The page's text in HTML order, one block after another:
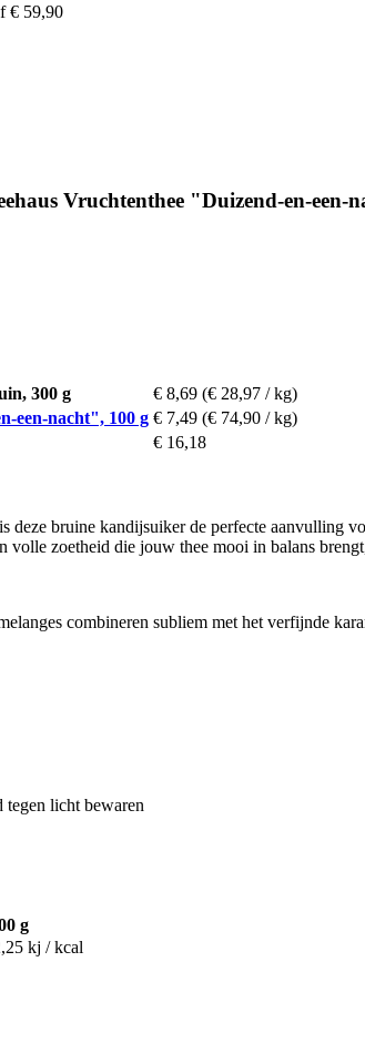
€ 59,90
Vruchtenthee "Duizend-en-een-
300 g € 8,69 (€ 28,97 / kg)
een-nacht", 100 g € 7,49 (€ 74,90 / kg)
€ 16,18
deze bruine kandijsuiker de perfecte
volle zoetheid die jouw thee mooi in balans
combineren subliem met het verfijnde
tegen licht bewaren
g
kj / kcal